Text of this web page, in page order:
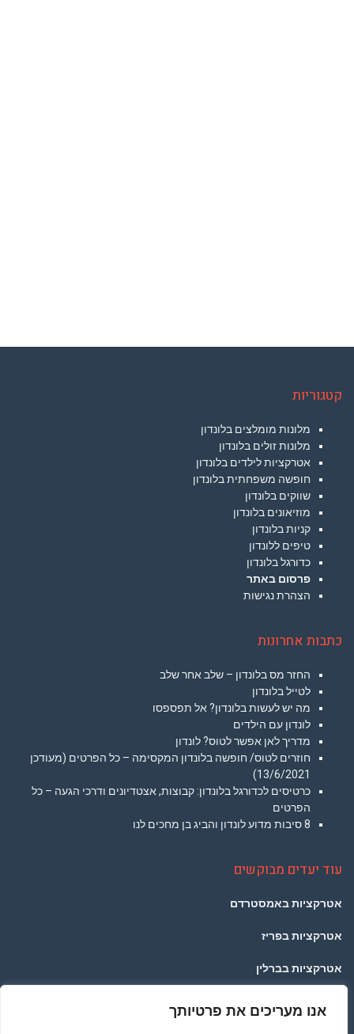
אנו מעריכים את פרטיותך
קטגוריות
מלונות מומלצים בלונדון
מלונות זולים בלונדון
אטרקציות לילדים בלונדון
חופשה משפחתית בלונדון
שווקים בלונדון
מוזיאונים בלונדון
קניות בלונדון
טיפים ללונדון
כדורגל בלונדון
פרסום באתר
הצהרת נגישות
כתבות אחרונות
החזר מס בלונדון – שלב אחר שלב
לטייל בלונדון
מה יש לעשות בלונדון? אל תפספסו
לונדון עם הילדים
מדריך לאן אפשר לטוס? לונדון
חוזרים לטוס/ חופשה בלונדון המקסימה – כל הפרטים (מעודכן
13/6/2021)
כרטיסים לכדורגל בלונדון: קבוצות, אצטדיונים ודרכי הגעה – כל
הפרטים
8 סיבות מדוע לונדון והביג בן מחכים לנו
עוד יעדים מבוקשים
אטרקציות באמסטרדם
אטרקציות בפריז
אטרקציות בברלין